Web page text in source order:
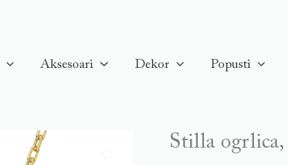
Aksesoari Dekor Popusti
Stilla ogrlica,
Stilla